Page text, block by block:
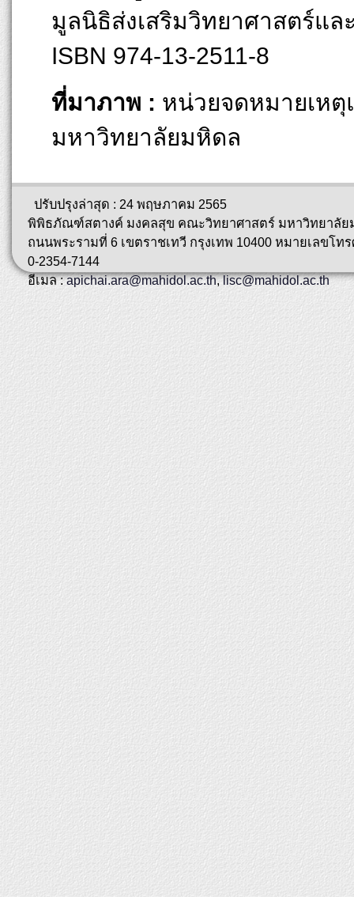
มูลนิธิส่งเสริมวิทยาศาสตร์แ
ISBN 974-13-2511-8
ที่มาภาพ : หน่วยจดหมายเห
มหาวิทยาลัยมหิดล
ปรับปรุงล่าสุด : 24 พฤษภาคม 2565
พิพิธภัณฑ์สตางค์ มงคลสุข คณะวิทยาศาสตร์ มหาวิทยาลัย
ถนนพระรามที่ 6 เขตราชเทวี กรุงเทพ 10400 หมายเลขโท
0-2354-7144
อีเมล :apichai.ara@mahidol.ac.th,lisc@mahidol.ac.th